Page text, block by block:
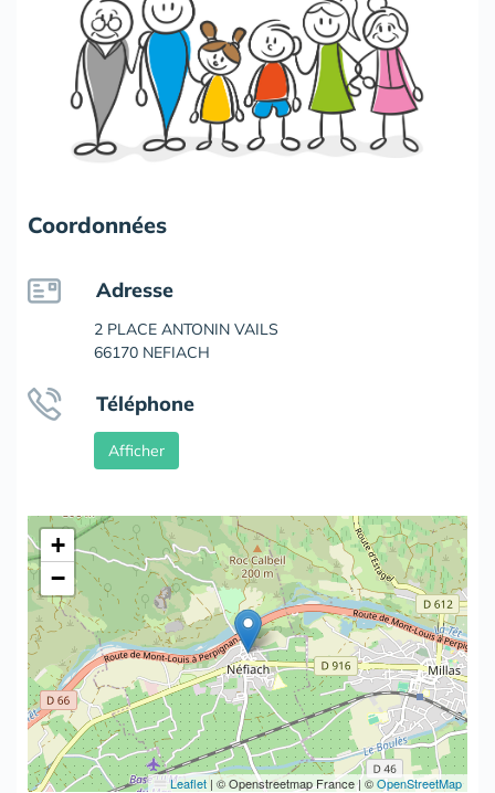
Coordonnées
Adresse
2 PLACE ANTONIN VAILS
66170 NEFIACH
Téléphone
Afficher
+
−
Leaflet | © Openstreetmap France | ©OpenStreetMap